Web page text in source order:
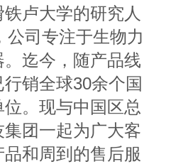
卢大学的研究人
公司专注于生物力
迄今，随产品线
销全球30余个国
。现与中国区总
团一起为广大客
和周到的售后服